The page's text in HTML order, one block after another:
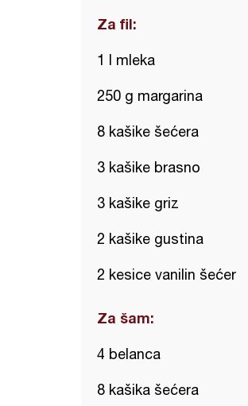
Za fil:
1 l mleka
250 g margarina
8 kašike šećera
3 kašike brasno
3 kašike griz
2 kašike gustina
2 kesice vanilin šećer
Za šam:
4 belanca
8 kašika šećera